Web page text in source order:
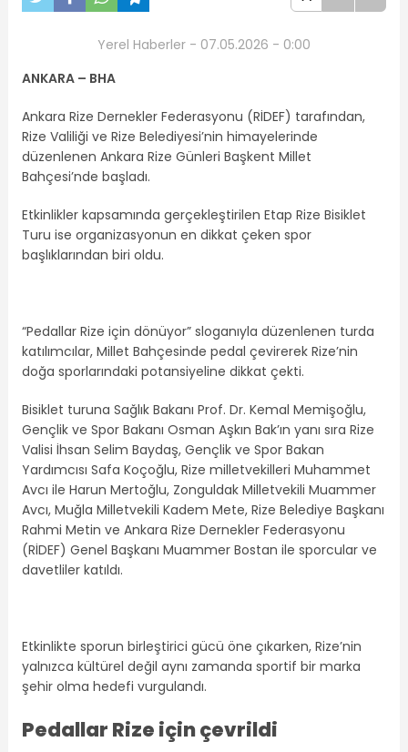
Yerel Haberler - 07.05.2026 - 0:00
ANKARA – BHA
Ankara Rize Dernekler Federasyonu (RİDEF) tarafından,
Rize Valiliği ve Rize Belediyesi’nin himayelerinde
düzenlenen Ankara Rize Günleri Başkent Millet
Bahçesi’nde başladı.
Etkinlikler kapsamında gerçekleştirilen Etap Rize Bisiklet
Turu ise organizasyonun en dikkat çeken spor
başlıklarından biri oldu.
“Pedallar Rize için dönüyor” sloganıyla düzenlenen turda
katılımcılar, Millet Bahçesinde pedal çevirerek Rize’nin
doğa sporlarındaki potansiyeline dikkat çekti.
Bisiklet turuna Sağlık Bakanı Prof. Dr. Kemal Memişoğlu,
Gençlik ve Spor Bakanı Osman Aşkın Bak’ın yanı sıra Rize
Valisi İhsan Selim Baydaş, Gençlik ve Spor Bakan
Yardımcısı Safa Koçoğlu, Rize milletvekilleri Muhammet
Avcı ile Harun Mertoğlu, Zonguldak Milletvekili Muammer
Avcı, Muğla Milletvekili Kadem Mete, Rize Belediye Başkanı
Rahmi Metin ve Ankara Rize Dernekler Federasyonu
(RİDEF) Genel Başkanı Muammer Bostan ile sporcular ve
davetliler katıldı.
Etkinlikte sporun birleştirici gücü öne çıkarken, Rize’nin
yalnızca kültürel değil aynı zamanda sportif bir marka
şehir olma hedefi vurgulandı.
Pedallar Rize için çevrildi